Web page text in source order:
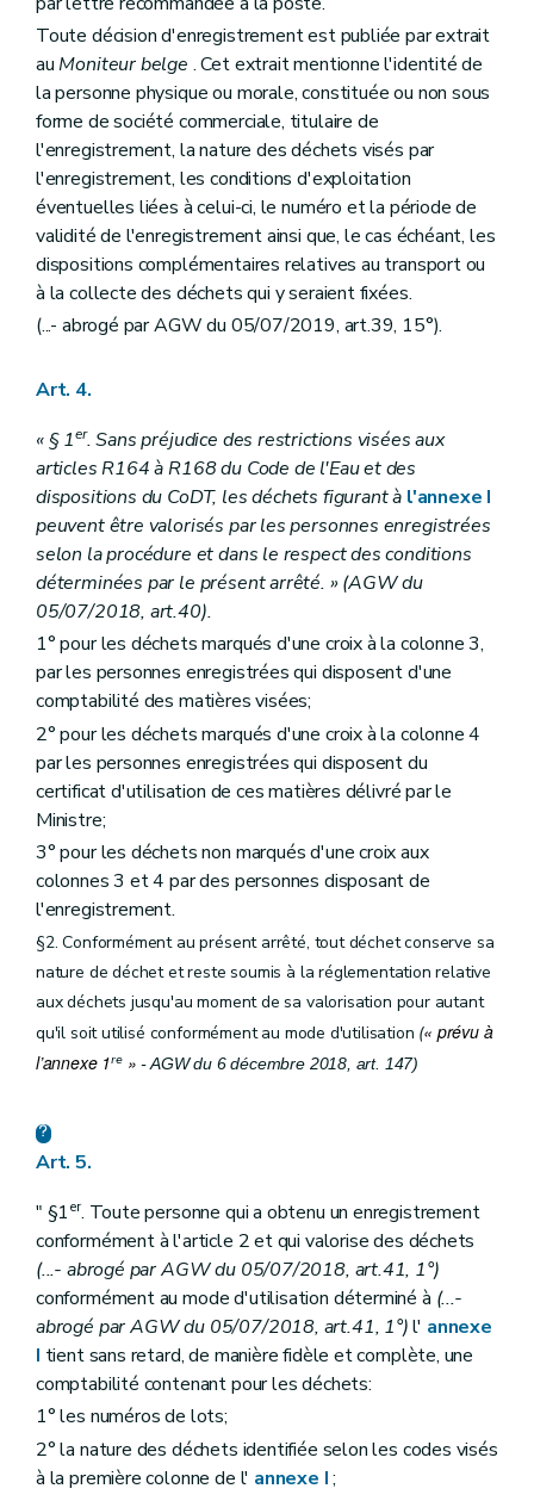
Toute décision d'enregistrement est publiée par extrait
auMoniteur belge . Cet extrait mentionne l'identité de
la personne physique ou morale, constituée ou non sous
forme de société commerciale, titulaire de
l'enregistrement, la nature des déchets visés par
l'enregistrement, les conditions d'exploitation
éventuelles liées à celui-ci, le numéro et la période de
validité de l'enregistrement ainsi que, le cas échéant, les
dispositions complémentaires relatives au transport ou
à la collecte des déchets qui y seraient fixées.
(...- abrogé par AGW du 05/07/2019, art.39, 15°).
Art. 4.
« § 1er. Sans préjudice des restrictions visées aux
articles R164 à R168 du Code de l'Eau et des
dispositions du CoDT, les déchets figurant à l'annexe I
peuvent être valorisés par les personnes enregistrées
selon la procédure et dans le respect des conditions
déterminées par le présent arrêté. » (AGW du
05/07/2018, art.40).
1° pour les déchets marqués d'une croix à la colonne 3,
par les personnes enregistrées qui disposent d'une
comptabilité des matières visées;
2° pour les déchets marqués d'une croix à la colonne 4
par les personnes enregistrées qui disposent du
certificat d'utilisation de ces matières délivré par le
Ministre;
3° pour les déchets non marqués d'une croix aux
colonnes 3 et 4 par des personnes disposant de
l'enregistrement.
§2. Conformément au présent arrêté, tout déchet conserve sa
nature de déchet et reste soumis à la réglementation relative
aux déchets jusqu'au moment de sa valorisation pour autant
qu'il soit utilisé conformément au mode d'utilisation (« prévu à
l’annexe 1re» - AGW du 6 décembre 2018, art. 147)
Art. 5.
" §1er. Toute personne qui a obtenu un enregistrement
conformément à l'article 2 et qui valorise des déchets
(...- abrogé par AGW du 05/07/2018, art.41, 1°)
conformément au mode d'utilisation déterminé à (...-
abrogé par AGW du 05/07/2018, art.41, 1°)l' annexe
I tient sans retard, de manière fidèle et complète, une
comptabilité contenant pour les déchets:
1° les numéros de lots;
2° la nature des déchets identifiée selon les codes visés
à la première colonne de l' annexe I;